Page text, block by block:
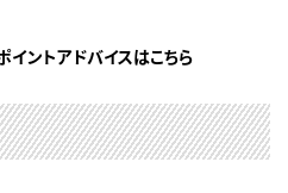
ントアドバイスはこちら